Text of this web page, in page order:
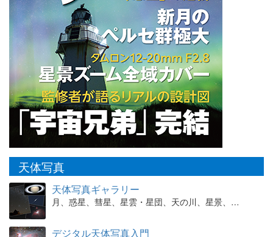
天体写真
天体写真ギャラリー
月、惑星、彗星、星雲・星団、天の川、星景、…
デジタル天体写真入門